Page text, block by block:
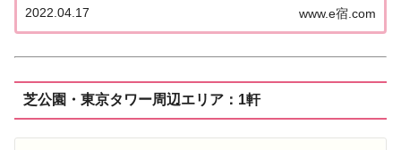
店を一覧にまとめました。ゴエミヨ2022『東京』日
本料理関東「東京エリア」で「ゴ・エ・...
www.e宿.com
2022.04.17
芝公園・東京タワー周辺エリア：1軒